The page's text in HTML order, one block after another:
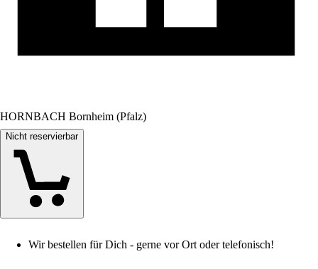
HORNBACH Bornheim (Pfalz)
Nicht reservierbar
Wir bestellen für Dich - gerne vor Ort oder telefonisch!